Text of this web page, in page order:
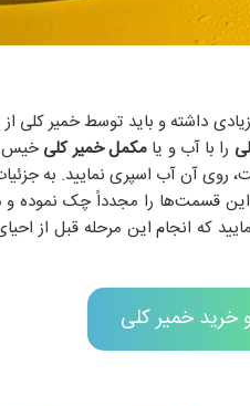
داشته و باید توسط خمیر کلی
را با آب و یامکمل خمیر کلیخیس
آن آب اسپری نمایید. به جزئیات
را مجدداً چک نموده و در
که انجام این مرحله قبل از
خرید خمیر کلی